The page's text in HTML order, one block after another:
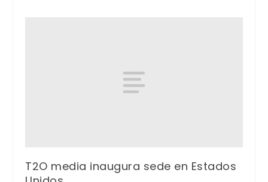
T2O media inaugura sede en Estados